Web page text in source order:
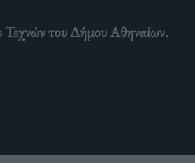
Τεχνών του Δήμου Αθηναίων.